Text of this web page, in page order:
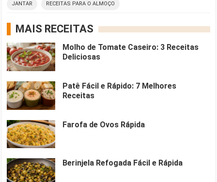
JANTAR RECEITAS PARA O ALMOÇO
MAIS RECEITAS
Molho de Tomate Caseiro: 3 Receitas
Deliciosas
Patê Fácil e Rápido: 7 Melhores
Receitas
Farofa de Ovos Rápida
Berinjela Refogada Fácil e Rápida